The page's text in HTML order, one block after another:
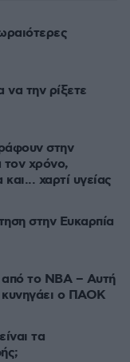
να την ρίξετε
στην
τον χρόνο,
χαρτί υγείας
στην Ευκαρπία
από το NBA – Αυτή
κυνηγάει ο ΠΑΟΚ
τα